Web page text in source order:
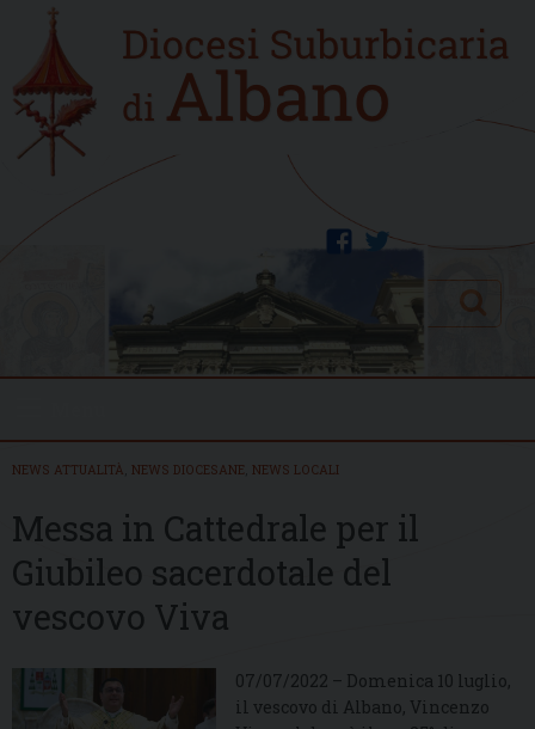
content
Home
new
twitter
facebook
Search
NEWS ATTUALITÀ NEWS DIOCESANE NEWS LOCALI
Messa in Cattedrale per il
Giubileo sacerdotale del
vescovo Viva
07/07/2022 – Domenica 10 luglio,
il vescovo di Albano, Vincenzo